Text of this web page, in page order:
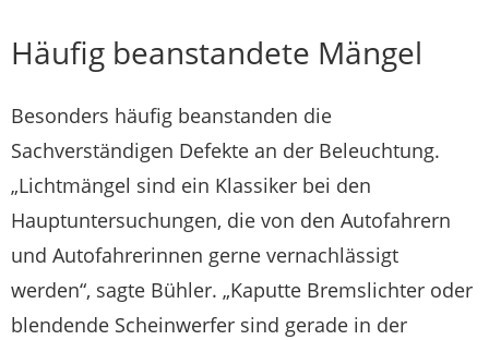
Häufig beanstandete Mängel
Besonders häufig beanstanden die
Sachverständigen Defekte an der Beleuchtung.
„Lichtmängel sind ein Klassiker bei den
Hauptuntersuchungen, die von den Autofahrern
und Autofahrerinnen gerne vernachlässigt
werden“, sagte Bühler. „Kaputte Bremslichter oder
blendende Scheinwerfer sind gerade in der